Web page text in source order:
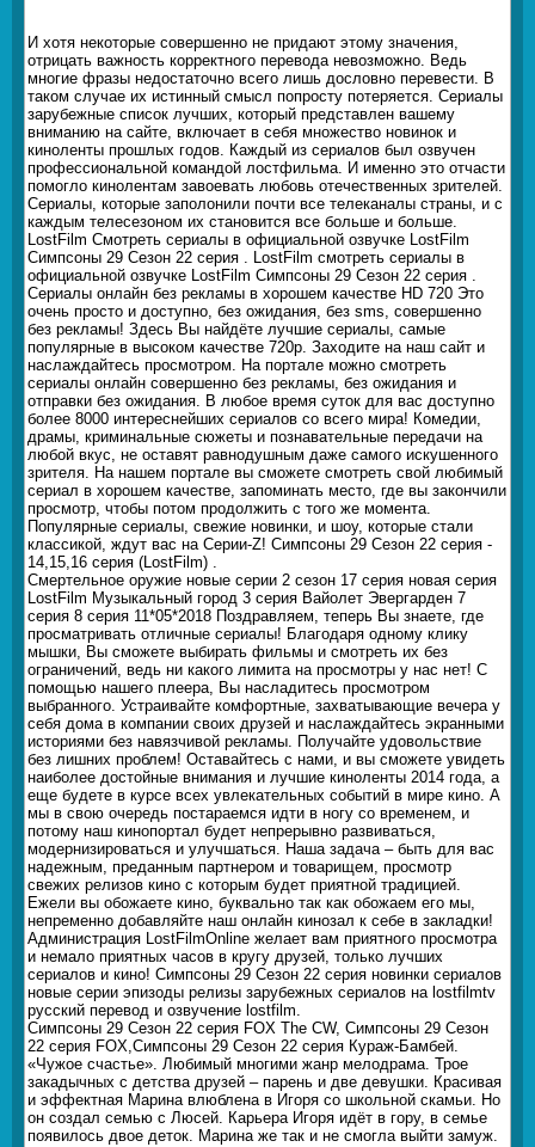
И хотя некоторые совершенно не придают этому значения,
отрицать важность корректного перевода невозможно. Ведь
многие фразы недостаточно всего лишь дословно перевести. В
таком случае их истинный смысл попросту потеряется. Сериалы
зарубежные список лучших, который представлен вашему
вниманию на сайте, включает в себя множество новинок и
киноленты прошлых годов. Каждый из сериалов был озвучен
профессиональной командой лостфильма. И именно это отчасти
помогло кинолентам завоевать любовь отечественных зрителей.
Сериалы, которые заполонили почти все телеканалы страны, и с
каждым телесезоном их становится все больше и больше.
LostFilm Смотреть сериалы в официальной озвучке LostFilm
Симпсоны 29 Сезон 22 серия . LostFilm смотреть сериалы в
официальной озвучке LostFilm Симпсоны 29 Сезон 22 серия .
Сериалы онлайн без рекламы в хорошем качестве HD 720 Это
очень просто и доступно, без ожидания, без sms, совершенно
без рекламы! Здесь Вы найдёте лучшие сериалы, самые
популярные в высоком качестве 720p. Заходите на наш сайт и
наслаждайтесь просмотром. На портале можно смотреть
сериалы онлайн совершенно без рекламы, без ожидания и
отправки без ожидания. В любое время суток для вас доступно
более 8000 интереснейших сериалов со всего мира! Комедии,
драмы, криминальные сюжеты и познавательные передачи на
любой вкус, не оставят равнодушным даже самого искушенного
зрителя. На нашем портале вы сможете смотреть свой любимый
сериал в хорошем качестве, запоминать место, где вы закончили
просмотр, чтобы потом продолжить с того же момента.
Популярные сериалы, свежие новинки, и шоу, которые стали
классикой, ждут вас на Серии-Z! Симпсоны 29 Сезон 22 серия -
14,15,16 серия (LostFilm) .
Смертельное оружие новые серии 2 сезон 17 серия новая серия
LostFilm Музыкальный город 3 серия Вайолет Эвергарден 7
серия 8 серия 11*05*2018 Поздравляем, теперь Вы знаете, где
просматривать отличные сериалы! Благодаря одному клику
мышки, Вы сможете выбирать фильмы и смотреть их без
ограничений, ведь ни какого лимита на просмотры у нас нет! С
помощью нашего плеера, Вы насладитесь просмотром
выбранного. Устраивайте комфортные, захватывающие вечера у
себя дома в компании своих друзей и наслаждайтесь экранными
историями без навязчивой рекламы. Получайте удовольствие
без лишних проблем! Оставайтесь с нами, и вы сможете увидеть
наиболее достойные внимания и лучшие киноленты 2014 года, а
еще будете в курсе всех увлекательных событий в мире кино. А
мы в свою очередь постараемся идти в ногу со временем, и
потому наш кинопортал будет непрерывно развиваться,
модернизироваться и улучшаться. Наша задача – быть для вас
надежным, преданным партнером и товарищем, просмотр
свежих релизов кино с которым будет приятной традицией.
Ежели вы обожаете кино, буквально так как обожаем его мы,
непременно добавляйте наш онлайн кинозал к себе в закладки!
Администрация LostFilmOnline желает вам приятного просмотра
и немало приятных часов в кругу друзей, только лучших
сериалов и кино! Симпсоны 29 Сезон 22 серия новинки сериалов
новые серии эпизоды релизы зарубежных сериалов на lostfilmtv
русский перевод и озвучение lostfilm.
Симпсоны 29 Сезон 22 серия FOX The CW, Симпсоны 29 Сезон
22 серия FOX,Симпсоны 29 Сезон 22 серия Кураж-Бамбей.
«Чужое счастье». Любимый многими жанр мелодрама. Трое
закадычных с детства друзей – парень и две девушки. Красивая
и эффектная Марина влюблена в Игоря со школьной скамьи. Но
он создал семью с Люсей. Карьера Игоря идёт в гору, в семье
появилось двое деток. Марина же так и не смогла выйти замуж.